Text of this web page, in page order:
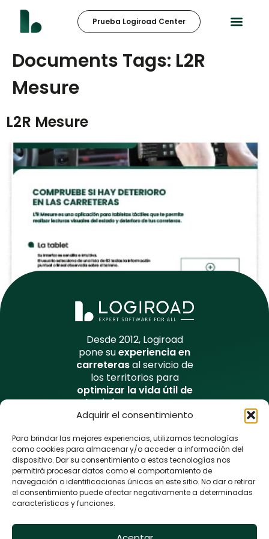
Adquirir el consentimiento
Para brindar las mejores experiencias, utilizamos tecnologías
como cookies para almacenar y/o acceder a información del
dispositivo. Dar su consentimiento a estas tecnologías nos
permitirá procesar datos como el comportamiento de
navegación o identificaciones únicas en este sitio. No dar o retirar
el consentimiento puede afectar negativamente a determinadas
características y funciones.
Prueba Logiroad Center
Documents Tags: L2R
Mesure
L2R Mesure
Elabore su propio informe de daños de su patrimonio viario
con ayuda de una tablet configurable.
Desde 2012, Logiroad
pone suexperiencia en
carreterasal servicio de
los territorios para
optimizar la vida útil de
las infraestructuras
vialesy mejorar su
sostenible.
La plateforma Logiroad Center
Experiencia vial
Noticias